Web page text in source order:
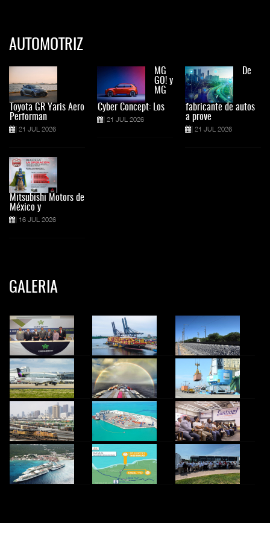
AUTOMOTRIZ
Toyota GR Yaris Aero
Performan
21 JUL 2026
Mitsubishi Motors de
México y
16 JUL 2026
MG
GO! y
MG
Cyber Concept: Los
21 JUL 2026
De
fabricante de autos
a prove
21 JUL 2026
GALERIA